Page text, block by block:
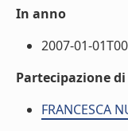
In anno
2007-01-
Partecipazione di
FRANCESCA